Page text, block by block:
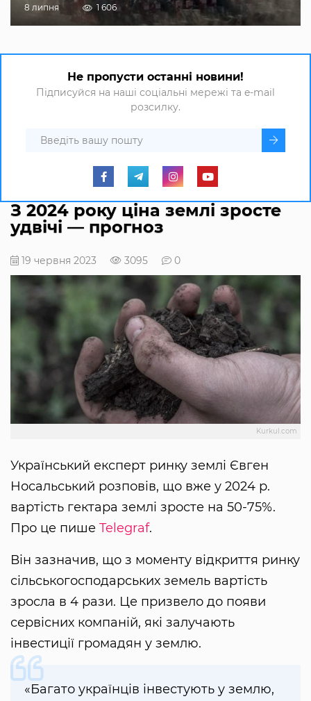
8 липня 1 606
Не пропусти останні новини!
Підписуйся на наші соціальні мережі та e-mail
розсилку.
З 2024 року ціна землі зросте
удвічі — прогноз
19 червня 2023 3095 0
Kurkul.com
Український експерт ринку землі Євген
Носальський розповів, що вже у 2024 р.
вартість гектара землі зросте на 50-75%.
Про це пише Telegraf.
Він зазначив, що з моменту відкриття ринку
сільськогосподарських земель вартість
зросла в 4 рази. Це призвело до появи
сервісних компаній, які залучають
інвестиції громадян у землю.
«Багато українців інвестують у землю,